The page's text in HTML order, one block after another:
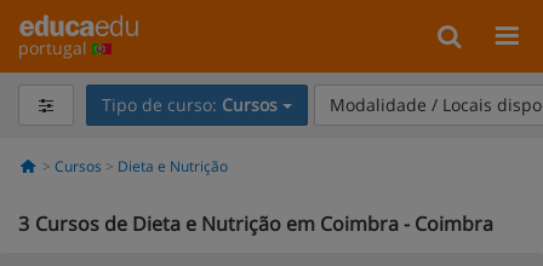
portugal
Tipo de curso: Cursos Modalidade / Locais
Cursos Dieta e Nutrição
3 Cursos de Dieta e Nutrição em Coimbra - Coimbra